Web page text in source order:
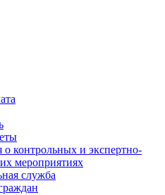
контрольных и экспертно-
мероприятиях
служба